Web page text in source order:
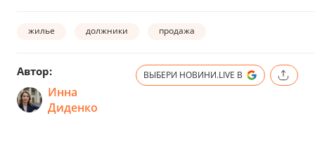
жилье должники продажа
Автор:
Инна
Диденко
ВЫБЕРИ НОВИНИ.LIVE В